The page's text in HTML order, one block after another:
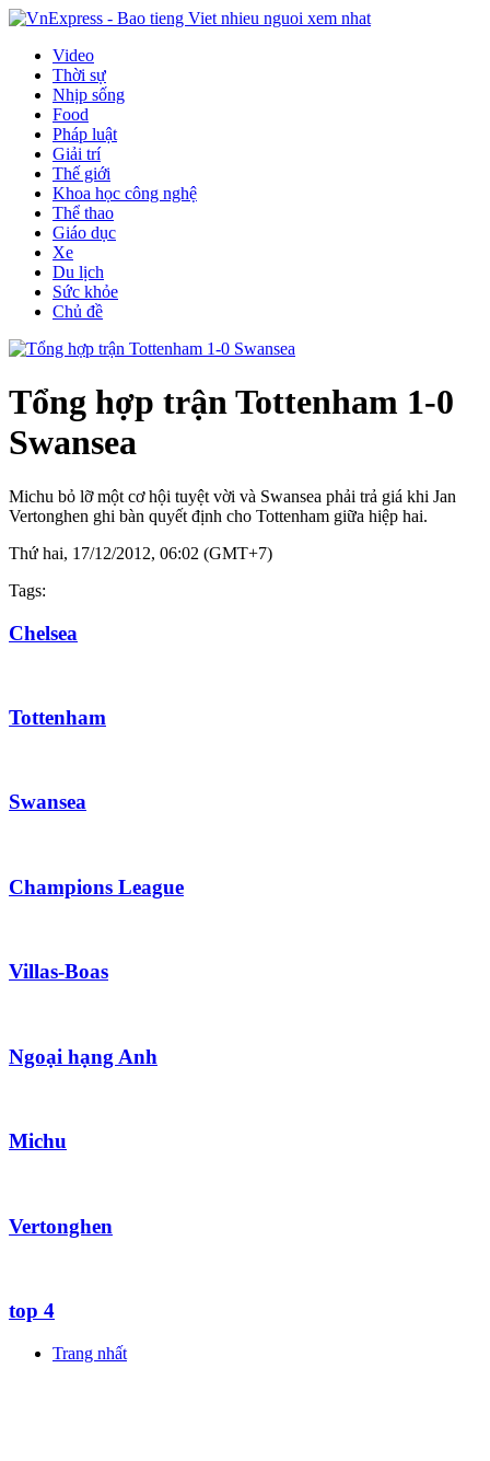
Video
Thời sự
Nhịp sống
Food
Pháp luật
Giải trí
Thế giới
Khoa học công nghệ
Thể thao
Giáo dục
Xe
Du lịch
Sức khỏe
Chủ đề
Tổng hợp trận Tottenham 1-0
Swansea
Michu bỏ lỡ một cơ hội tuyệt vời và Swansea phải trả giá khi Jan
Vertonghen ghi bàn quyết định cho Tottenham giữa hiệp hai.
Thứ hai, 17/12/2012, 06:02 (GMT+7)
Tags:
Chelsea
Tottenham
Swansea
Champions League
Villas-Boas
Ngoại hạng Anh
Michu
Vertonghen
top 4
Trang nhất